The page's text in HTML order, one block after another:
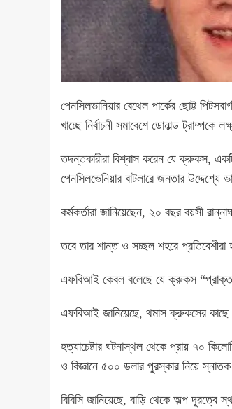
পেনসিলভানিয়ার বেথেল পার্কের ছোট্ট
খাচ্ছে নির্বাচনী সমাবেশে ডোনাল্ড
তদন্তকারীরা বিশ্বাস করেন যে ক্রুকস,
পেনসিলভেনিয়ার বাটলারে জনতার
কর্মকর্তারা জানিয়েছেন, ২০ বছর বয়সী
তবে তার শান্ত ও সচ্ছল শহরে
এফবিআই কেবল বলেছে যে ক্রুকস “প্রাক্তন
এফবিআই জানিয়েছে, থমাস ক্রুকসের কাছে
হত্যাচেষ্টার ঘটনাস্থল থেকে প্রায় ৭০
ও বিজ্ঞানে ৫০০ ডলার পুরস্কার নিয়ে
বিবিসি জানিয়েছে, বাড়ি থেকে অল্প দূরত্বে